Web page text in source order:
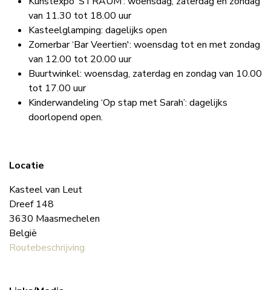
Kunstexpo ‘STRAUM’: woensdag, zaterdag en zondag
van 11.30 tot 18.00 uur
Kasteelglamping: dagelijks open
Zomerbar ‘Bar Veertien': woensdag tot en met zondag
van 12.00 tot 20.00 uur
Buurtwinkel: woensdag, zaterdag en zondag van 10.00
tot 17.00 uur
Kinderwandeling ‘Op stap met Sarah’: dagelijks
doorlopend open.
Locatie
Kasteel van Leut
Dreef 148
3630 Maasmechelen
België
Routebeschrijving